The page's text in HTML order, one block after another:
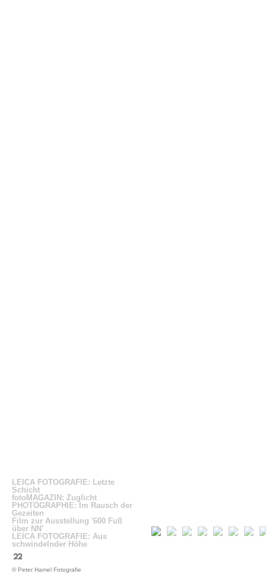
LEICA FOTOGRAFIE: Letzte
Schicht
fotoMAGAZIN: Zuglicht
PHOTOGRAPHIE: Im Rausch der
Gezeiten
Film zur Ausstellung '600 Fuß
über NN'
LEICA FOTOGRAFIE: Aus
schwindelnder Höhe
© Peter Hamel Fotografie